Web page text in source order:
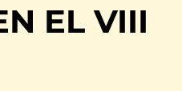
EL VIII